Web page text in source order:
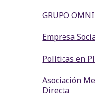
GRUPO
Empresa
Políticas en
Asociación
Directa